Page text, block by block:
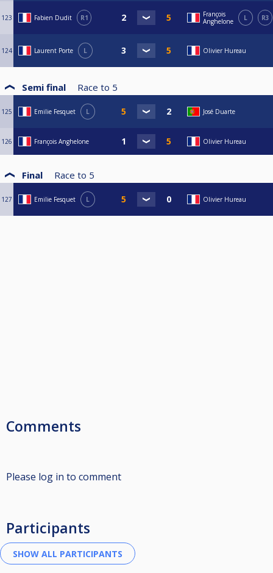
123 Fabien Dudit R1
François
Anghelone
L R3
124 Laurent Porte L Olivier Hureau
Semi final Race to 5
125 Emilie Fesquet L José Duarte
126 François Anghelone Olivier Hureau
Final Race to 5
127 Emilie Fesquet L Olivier Hureau
Comments
Please log in to comment
Participants